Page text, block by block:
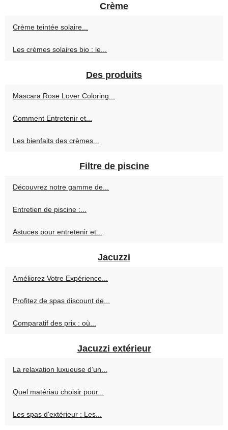
Crème
Crème teintée solaire...
Les crèmes solaires bio : le...
Des produits
Mascara Rose Lover Coloring...
Comment Entretenir et...
Les bienfaits des crèmes...
Filtre de piscine
Découvrez notre gamme de...
Entretien de piscine :...
Astuces pour entretenir et...
Jacuzzi
Améliorez Votre Expérience...
Profitez de spas discount de...
Comparatif des prix : où...
Jacuzzi extérieur
La relaxation luxueuse d’un...
Quel matériau choisir pour...
Les spas d'extérieur : Les...